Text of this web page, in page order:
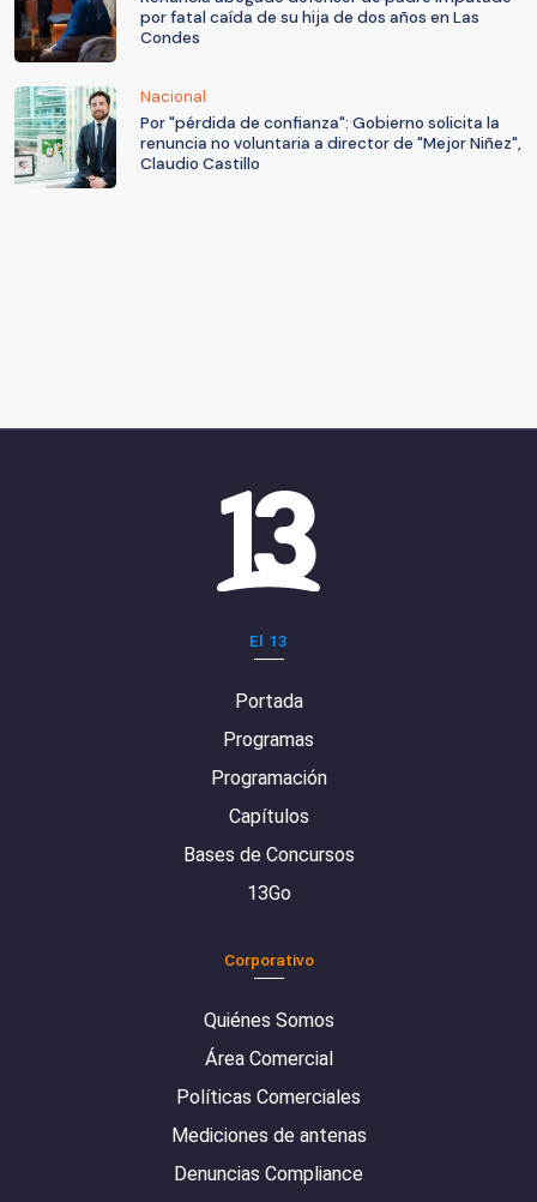
por fatal caída de su hija de dos años en Las
Condes
Nacional
Por "pérdida de confianza": Gobierno solicita la
renuncia no voluntaria a director de "Mejor Niñez",
Claudio Castillo
El 13
Portada
Programas
Programación
Capítulos
Bases de Concursos
13Go
Corporativo
Quiénes Somos
Área Comercial
Políticas Comerciales
Mediciones de antenas
Denuncias Compliance